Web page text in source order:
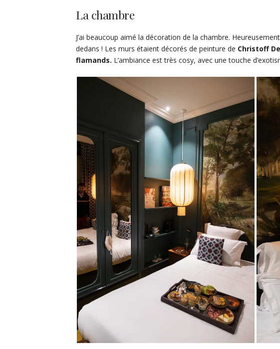
La chambre
J’ai beaucoup aimé la décoration de la chambre.
dedans ! Les murs étaient décorés de peinture de Christoff
flamands. L’ambiance est très cosy, avec une touche